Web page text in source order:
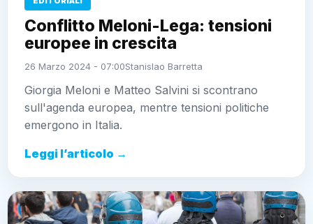
Conflitto Meloni-Lega: tensioni
europee in crescita
26 Marzo 2024 - 07:00Stanislao Barretta
Giorgia Meloni e Matteo Salvini si scontrano
sull'agenda europea, mentre tensioni politiche
emergono in Italia.
Leggi l’articolo →